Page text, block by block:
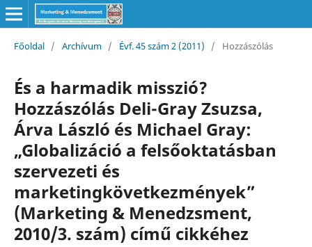
Főoldal / Archívum / Évf. 45 szám 2 (2011) / Hozzászólás
És a harmadik misszió?
Hozzászólás Deli-Gray Zsuzsa,
Árva László és Michael Gray:
„Globalizáció a felsőoktatásban
szervezeti és
marketingkövetkezmények”
(Marketing & Menedzsment,
2010/3. szám) című cikkéhez